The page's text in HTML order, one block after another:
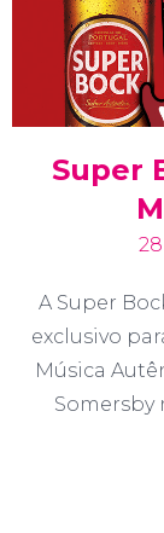
Super
A Super
exclusivo
Música
Somersby